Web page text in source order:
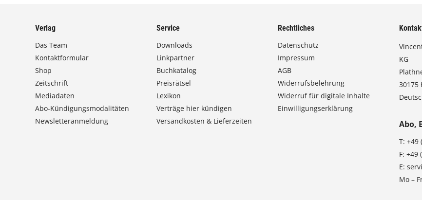
k
w
e
i
s
t
m
e
h
Verlag
Das Team
Kontaktformular
Shop
Zeitschrift
Mediadaten
Abo-Kündigungsmodalitäten
Newsletteranmeldung
Service
Downloads
Linkpartner
Buchkatalog
Preisrätsel
Lexikon
Verträge hier kündigen
Versandkosten & Lieferzeiten
Rechtliches
Datenschutz
Impressum
AGB
Widerrufsbelehrung
Widerruf für digitale Inhalte
Einwilligungserklärung
KG
30175
Abo,
T:+49
F:+49
E:
Mo –